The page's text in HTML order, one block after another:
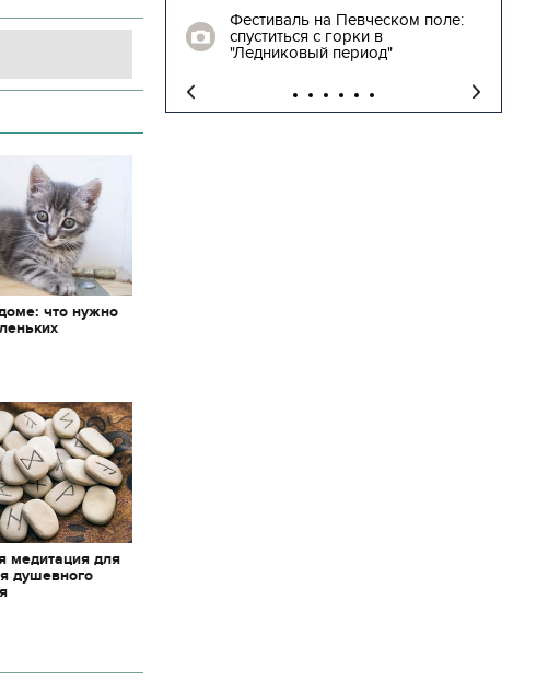
что нужно
медитация для
душевного
Родину. Самые
встречи
Фестиваль на Певческом поле:
спуститься с горки в
"Ледниковый период"